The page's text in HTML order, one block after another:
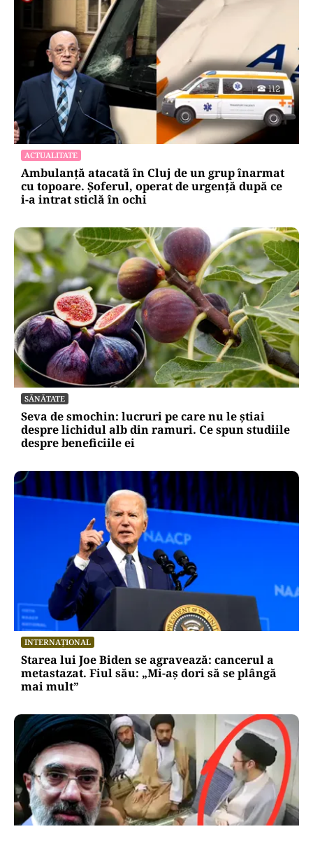
ACTUALITATE
Ambulanță atacată în Cluj de un grup înarmat
cu topoare. Șoferul, operat de urgență după ce
i-a intrat sticlă în ochi
SĂNĂTATE
Seva de smochin: lucruri pe care nu le știai
despre lichidul alb din ramuri. Ce spun studiile
despre beneficiile ei
INTERNAȚIONAL
Starea lui Joe Biden se agravează: cancerul a
metastazat. Fiul său: „Mi-aș dori să se plângă
mai mult”